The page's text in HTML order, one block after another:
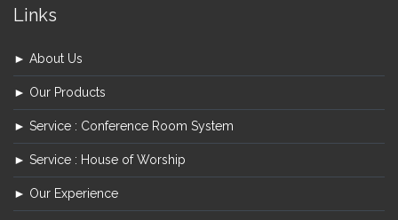
Links
► About Us
► Our Products
► Service : Conference Room System
► Service : House of Worship
► Our Experience